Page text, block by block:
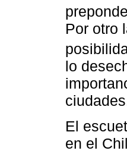
Por otro
lo
El
en el